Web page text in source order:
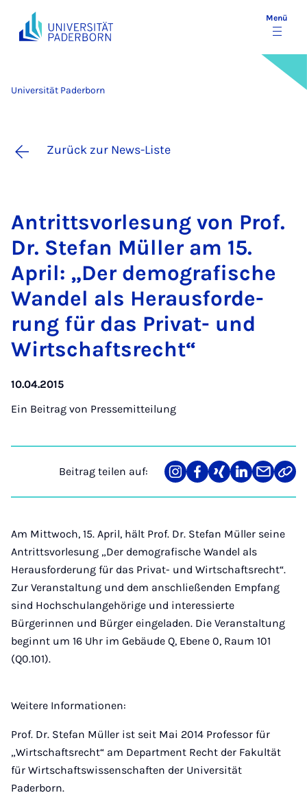
Menü
Universität Paderborn
Zurück zur News-Liste
An­tritts­vor­le­sung von Prof.
Dr. Ste­fan Mül­ler am 15.
April: „Der de­mo­gra­fi­sche
Wan­del als Her­aus­for­de­
rung für das Pri­vat- und
Wirt­schafts­recht“
10.04.2015
Ein Beitrag von Pressemitteilung
Beitrag teilen auf:
Teilen
auf
Teilen
auf
Teilen
auf
Teilen
auf
Teilen
über
Mail
Link
Am Mittwoch, 15. April, hält Prof. Dr. Stefan Müller seine
Antrittsvorlesung „Der demografische Wandel als
Herausforderung für das Privat- und Wirtschaftsrecht“.
Zur Veranstaltung und dem anschließenden Empfang
sind Hochschulangehörige und interessierte
Bürgerinnen und Bürger eingeladen. Die Veranstaltung
beginnt um 16 Uhr im Gebäude Q, Ebene 0, Raum 101
(Q0.101).
Weitere Informationen:
Prof. Dr. Stefan Müller ist seit Mai 2014 Professor für
„Wirtschaftsrecht“ am Department Recht der Fakultät
für Wirtschaftswissenschaften der Universität
Paderborn.